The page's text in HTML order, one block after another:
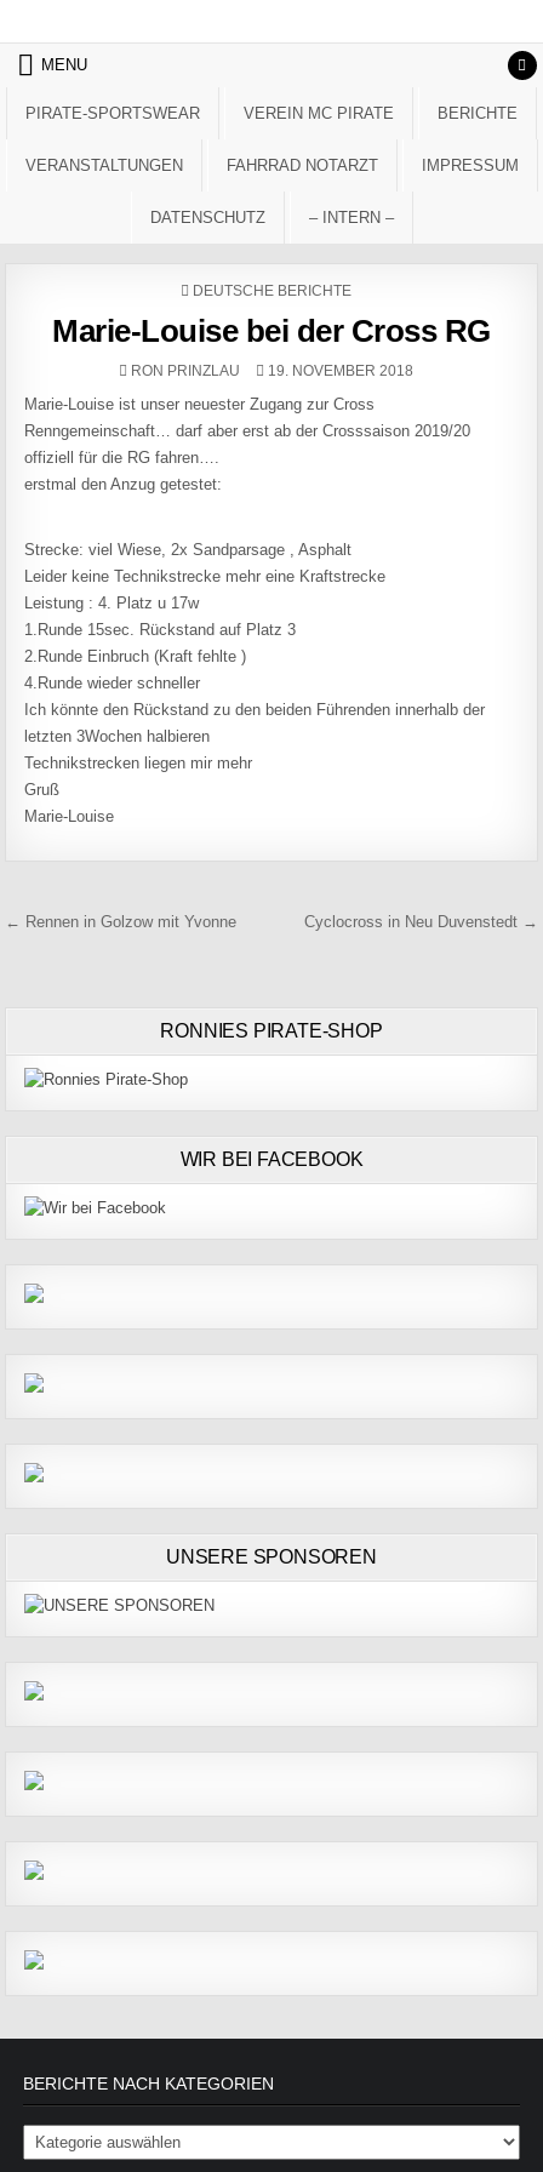
MENU
PIRATE-SPORTSWEAR VEREIN MC PIRATE BERICHTE
VERANSTALTUNGEN FAHRRAD NOTARZT IMPRESSUM
DATENSCHUTZ – INTERN –
POSTED IN
DEUTSCHE BERICHTE
Marie-Louise bei der Cross RG
AUTHOR:
RON PRINZLAU PUBLISHED DATE:
19. NOVEMBER 2018
Marie-Louise ist unser neuester Zugang zur Cross
Renngemeinschaft… darf aber erst ab der Crosssaison 2019/20
offiziell für die RG fahren….
erstmal den Anzug getestet:
Strecke: viel Wiese, 2x Sandparsage , Asphalt
Leider keine Technikstrecke mehr eine Kraftstrecke
Leistung : 4. Platz u 17w
1.Runde 15sec. Rückstand auf Platz 3
2.Runde Einbruch (Kraft fehlte )
4.Runde wieder schneller
Ich könnte den Rückstand zu den beiden Führenden innerhalb der
letzten 3Wochen halbieren
Technikstrecken liegen mir mehr
Gruß
Marie-Louise
Beitragsnavigation
← Rennen in Golzow mit Yvonne Cyclocross in Neu Duvenstedt →
RONNIES PIRATE-SHOP
WIR BEI FACEBOOK
UNSERE SPONSOREN
BERICHTE NACH KATEGORIEN
Berichte nach Kategorien